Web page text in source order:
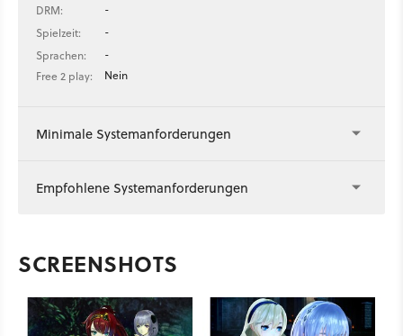
DRM:
-
Spielzeit:
-
Sprachen:
-
Free 2 play:
Nein
Minimale Systemanforderungen
Empfohlene Systemanforderungen
SCREENSHOTS